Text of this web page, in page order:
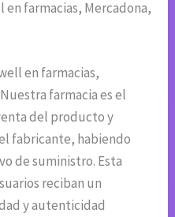
en farmacias, Mercadona,
en farmacias,
farmacia es el
del producto y
fabricante, habiendo
de suministro. Esta
reciban un
y autenticidad